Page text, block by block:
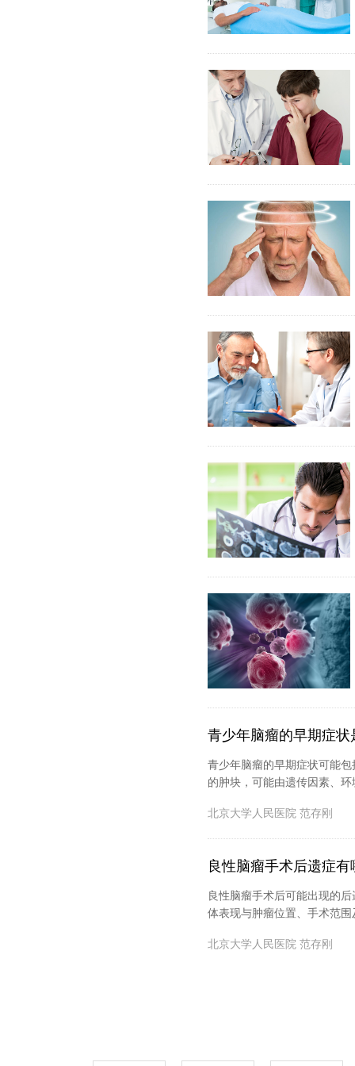
青少年脑瘤的早期症状
青少年脑瘤的早期症状可能
的肿块，可能由遗传因素、
北京大学人民医院 范存刚
良性脑瘤手术后遗症有
良性脑瘤手术后可能出现的
体表现与肿瘤位置、手术范
北京大学人民医院 范存刚